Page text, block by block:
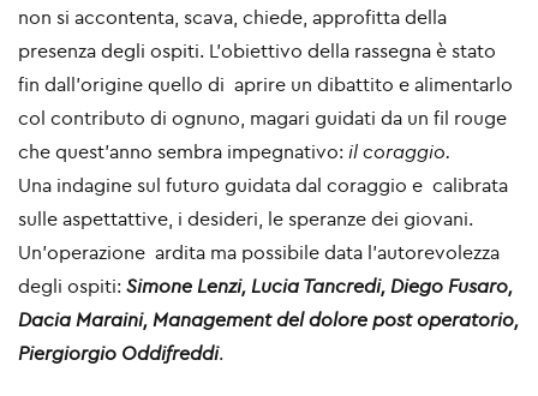
non si accontenta, scava, chiede, approfitta della
presenza degli ospiti. L'obiettivo della rassegna è stato
fin dall'origine quello di aprire un dibattito e alimentarlo
col contributo di ognuno, magari guidati da un fil rouge
che quest'anno sembra impegnativo: il coraggio.
Una indagine sul futuro guidata dal coraggio e calibrata
sulle aspettattive, i desideri, le speranze dei giovani.
Un'operazione ardita ma possibile data l'autorevolezza
degli ospiti: Simone Lenzi, Lucia Tancredi, Diego Fusaro,
Dacia Maraini, Management del dolore post operatorio,
Piergiorgio Oddifreddi.